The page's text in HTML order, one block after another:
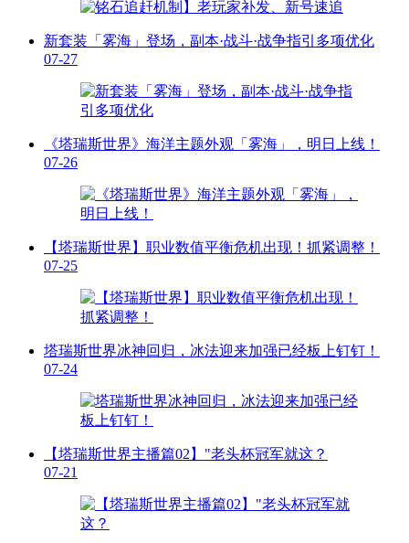
新套装「雾海」登场，副本·战斗·战争指引多项优化
07-27
《塔瑞斯世界》海洋主题外观「雾海」，明日上线！
07-26
【塔瑞斯世界】职业数值平衡危机出现！抓紧调整！
07-25
塔瑞斯世界冰神回归，冰法迎来加强已经板上钉钉！
07-24
【塔瑞斯世界主播篇02】"老头杯冠军就这？
07-21